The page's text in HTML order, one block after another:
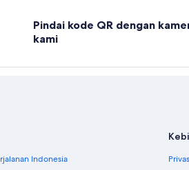
Pindai kode QR dengan
kami
Indonesia